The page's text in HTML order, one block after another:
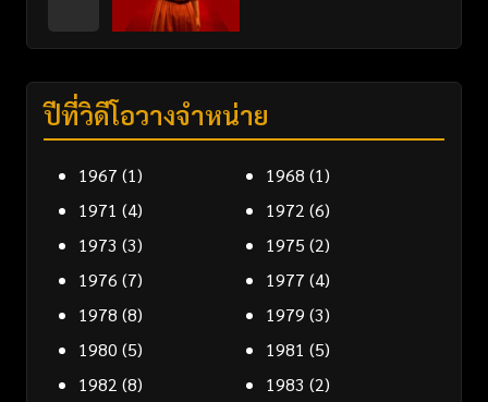
ปีที่วิดีโอวางจำหน่าย
1967 (1) 1968 (1)
1971 (4) 1972 (6)
1973 (3) 1975 (2)
1976 (7) 1977 (4)
1978 (8) 1979 (3)
1980 (5) 1981 (5)
1982 (8) 1983 (2)